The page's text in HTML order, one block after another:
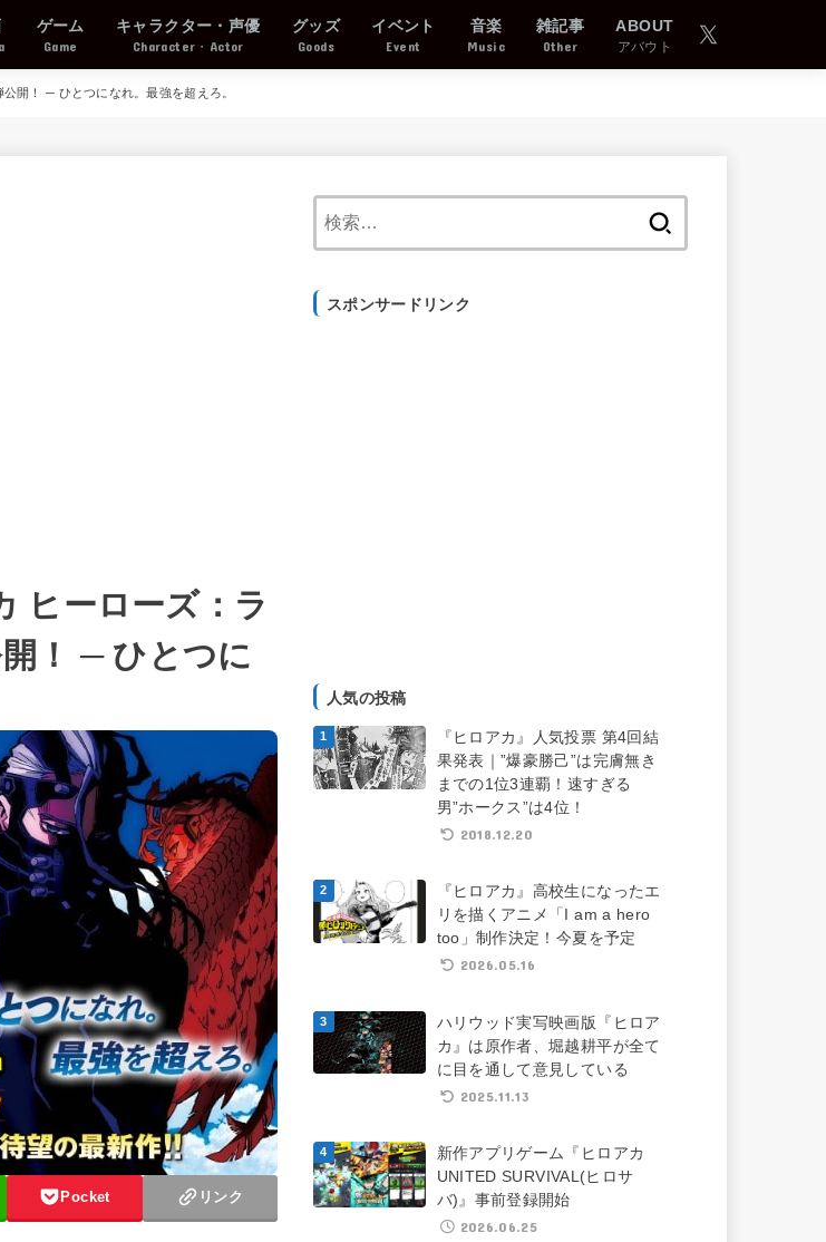
ゲーム
Game
キャラクター・声優
Character・Actor
グッズ
Goods
イベント
Event
音楽
Music
雑記事
Other
ABOUT
アバウト
開！ ─ ひとつになれ。最強を超えろ。
ヒーローズ：ラ
！ ─ ひとつに
Pocket リンク
スポンサードリンク
人気の投稿
『ヒロアカ』人気投票 第4回結
果発表｜”爆豪勝己”は完膚無き
までの1位3連覇！速すぎる
男”ホークス”は4位！
2018.12.20
『ヒロアカ』高校生になったエ
リを描くアニメ「I am a hero
too」制作決定！今夏を予定
2026.05.16
ハリウッド実写映画版『ヒロア
カ』は原作者、堀越耕平が全て
に目を通して意見している
2025.11.13
新作アプリゲーム『ヒロアカ
UNITED SURVIVAL(ヒロサ
バ)』事前登録開始
2026.06.25